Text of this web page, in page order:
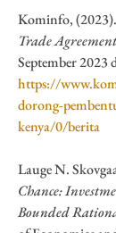
Kominfo, (2023).
Trade
September 2023
https://
dorong-
kenya/0/berita
Lauge N.
Chance:
Bounded